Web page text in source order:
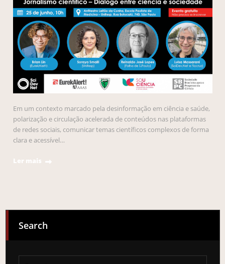
Em um contexto marcado pela desinformação em ciência e saúde,
polarização e circulação acelerada de conteúdos nas plataformas
de redes sociais, comunicar temas científicos complexos de forma
clara e acessível…
Ler mais
Search